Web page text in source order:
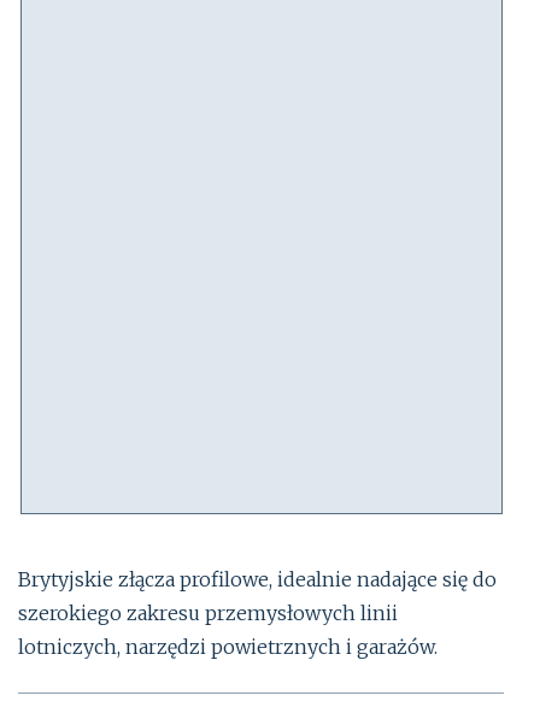
Brytyjskie złącza profilowe, idealnie nadające się do
szerokiego zakresu przemysłowych linii
lotniczych, narzędzi powietrznych i garażów.